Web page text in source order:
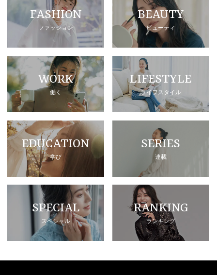
FASHION
ファッション
BEAUTY
ビューティ
WORK
働く
LIFESTYLE
ライフスタイル
EDUCATION
学び
SERIES
連載
SPECIAL
スペシャル
RANKING
ランキング